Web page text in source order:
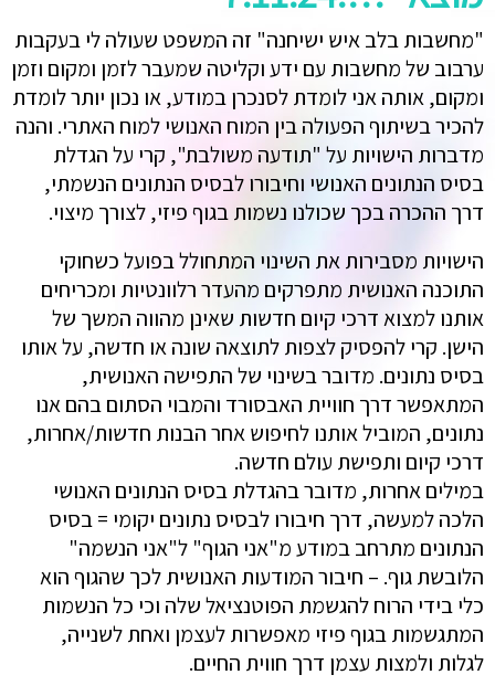
"מחשבות בלב איש ישיחנה" זה המשפט שעולה לי בעקבות
ערבוב של מחשבות עם ידע וקליטה שמעבר לזמן ומקום וזמן
ומקום, אותה אני לומדת לסנכרן במודע, או נכון יותר לומדת
להכיר בשיתוף הפעולה בין המוח האנושי למוח האתרי. והנה
מדברות הישויות על "תודעה משולבת", קרי על הגדלת
בסיס הנתונים האנושי וחיבורו לבסיס הנתונים הנשמתי,
דרך ההכרה בכך שכולנו נשמות בגוף פיזי, לצורך מיצוי.
הישויות מסבירות את השינוי המתחולל בפועל כשחוקי
התוכנה האנושית מתפרקים מהעדר רלוונטיות ומכריחים
אותנו למצוא דרכי קיום חדשות שאינן מהווה המשך של
הישן. קרי להפסיק לצפות לתוצאה שונה או חדשה, על אותו
בסיס נתונים. מדובר בשינוי של התפישה האנושית,
המתאפשר דרך חוויית האבסורד והמבוי הסתום בהם אנו
נתונים, המוביל אותנו לחיפוש אחר הבנות חדשות/אחרות,
דרכי קיום ותפישת עולם חדשה.
במילים אחרות, מדובר בהגדלת בסיס הנתונים האנושי
הלכה למעשה, דרך חיבורו לבסיס נתונים יקומי = בסיס
הנתונים מתרחב במודע מ"אני הגוף" ל"אני הנשמה"
הלובשת גוף. – חיבור המודעות האנושית לכך שהגוף הוא
כלי בידי הרוח להגשמת הפוטנציאל שלה וכי כל הנשמות
המתגשמות בגוף פיזי מאפשרות לעצמן ואחת לשנייה,
לגלות ולמצות עצמן דרך חווית החיים.